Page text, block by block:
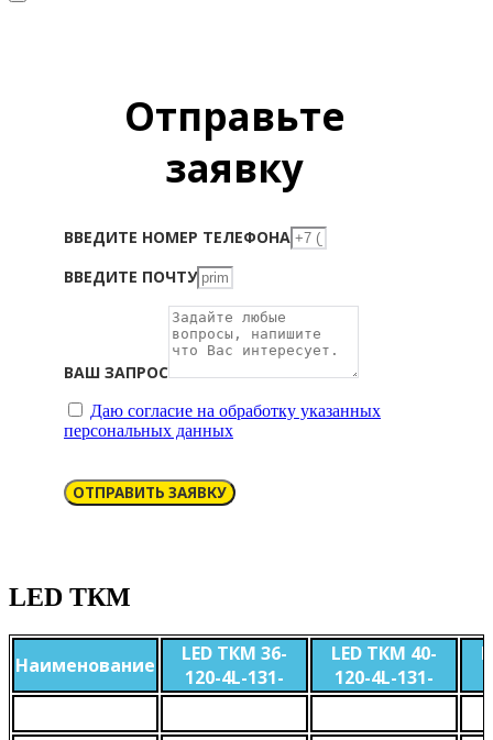
Отправьте
заявку
ВВЕДИТЕ НОМЕР ТЕЛЕФОНА
ВВЕДИТЕ ПОЧТУ
ВАШ ЗАПРОС
Даю согласие на обработку указанных
персональных данных
ОТПРАВИТЬ ЗАЯВКУ
LED ТКМ
Наименование
LED ТКМ 36-
120-4L-131-
LED ТКМ 40-
120-4L-131-